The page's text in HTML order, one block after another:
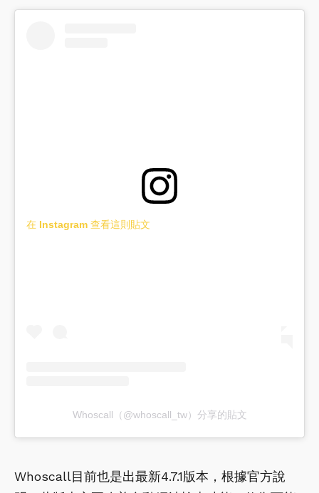
在 Instagram 查看這則貼文
Whoscall（@whoscall_tw）分享的貼文
Whoscall目前也是出最新4.7.1版本，根據官方說